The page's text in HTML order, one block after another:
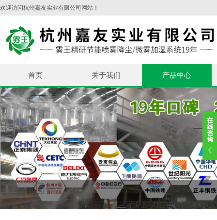
欢迎访问杭州嘉友实业有限公司网站！
首页 关于我们 产品中心